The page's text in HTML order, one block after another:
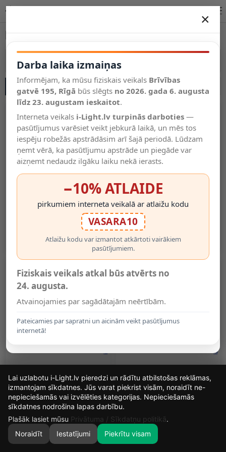
Salīdzināt
Vēlmju
saraksts
Valodas
0
LED kontrolieri un dimmeri
Vairāk kategoriju
LED RGB Kontrolieris 12V,
72W, Ar 16 Pogu IR Pulti
5.00€
LED RGB Kontrolieris 12V,
144W, Ar 44 Pogu IR Pulti
6.60€
96W Pie 12V, Ar RF Pulti
10.20€
24V, 144W, 12A
12.20€
×
Darba laika izmaiņas
Informējam, ka mūsu fiziskais veikals Brīvības
gatvē 195, Rīgā būs slēgts no 2026. gada 6. augusta
līdz 23. augustam ieskaitot.
Interneta veikals i-Light.lv turpinās darboties —
pasūtījumus varēsiet veikt jebkurā laikā, un mēs tos
iespēju robežās apstrādāsim arī šajā periodā. Lūdzam
ņemt vērā, ka pasūtījumu apstrāde un piegāde var
aizņemt nedaudz ilgāku laiku nekā ierasts.
−10% ATLAIDE
pirkumiem interneta veikalā ar atlaižu kodu
VASARA10
Atlaižu kodu var izmantot atkārtoti vairākiem
pasūtījumiem.
Fiziskais veikals atkal būs atvērts no
24. augusta.
Atvainojamies par sagādātajām neērtībām.
Pateicamies par sapratni un aicinām veikt pasūtījumus
internetā!
15
DIENAS
7
STUNDAS
2
MIN.
55
Lai uzlabotu i-Light.lv pieredzi un rādītu atbilstošas reklāmas,
izmantojam sīkdatnes. Jūs varat piekrist visām, noraidīt ne-
nepieciešamās vai izvēlēties kategorijas. Nepieciešamās
sīkdatnes nodrošina lapas darbību.
Plašāk lasiet mūsu Privātuma / Sīkdatņu politikā.
Noraidīt
Iestatījumi Piekrītu visam